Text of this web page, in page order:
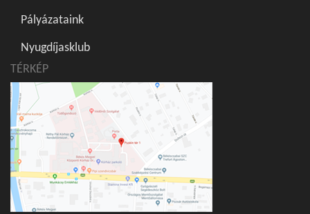
Pályázataink
Nyugdíjasklub
TÉRKÉP